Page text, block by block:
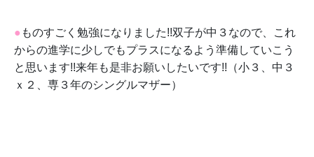
● ものすごく勉強になりました!!双子が中３なので、これ
からの進学に少しでもプラスになるよう準備していこう
と思います!!来年も是非お願いしたいです!!（小３、中３
ｘ２、専３年のシングルマザー）